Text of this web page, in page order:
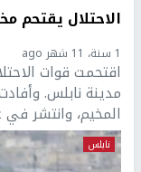
الاحتلال يقتحم
1 سنة، 11 شهر ago
اقتحمت قوات
مدينة نابلس.
المخيم، وانتشر
نابلس